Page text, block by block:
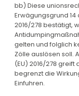
bb) Diese
Erwägungsgrund
2016/278 bestätigt,
gelten und folglich
Zölle auslösen soll.
(EU) 2016/278
begrenzt die
Einfuhren.